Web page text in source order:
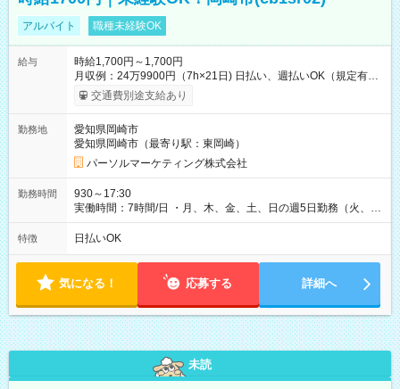
アルバイト 職種未経験OK
給与
時給1,700円～1,700円
月収例：24万9900円（7h×21日) 日払い、週払いOK（規定有
り） 【試用期間】試用期間なし
交通費別途支給あり
勤務地
愛知県岡崎市
愛知県岡崎市（最寄り駅：東岡崎）
パーソルマーケティング株式会社
勤務時間
930～17:30
実働時間：7時間/日 ・月、木、金、土、日の週5日勤務（火、水
は固定休です／夏季、年末年始等、長期休暇有り！） ・ワンシ
フト！ 残業ほぼナシ（0～5h/月）
特徴 日払いOK
気になる！ 応募する 詳細へ
未読